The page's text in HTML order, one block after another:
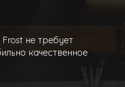
не требует
качественное